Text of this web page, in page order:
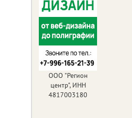
ООО "Регион
центр", ИНН
4817003180